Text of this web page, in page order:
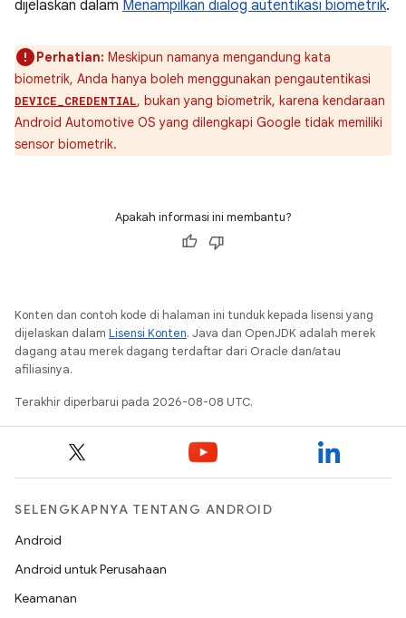
dijelaskan dalam Menampilkan dialog autentikasi biometrik.
Perhatian: Meskipun namanya mengandung kata
biometrik, Anda hanya boleh menggunakan pengautentikasi
DEVICE_CREDENTIAL, bukan yang biometrik, karena kendaraan
Android Automotive OS yang dilengkapi Google tidak memiliki
sensor biometrik.
Apakah informasi ini membantu?
Konten dan contoh kode di halaman ini tunduk kepada lisensi yang
dijelaskan dalam Lisensi Konten. Java dan OpenJDK adalah merek
dagang atau merek dagang terdaftar dari Oracle dan/atau
afiliasinya.
Terakhir diperbarui pada 2026-08-08 UTC.
SELENGKAPNYA TENTANG ANDROID
Android
Android untuk Perusahaan
Keamanan